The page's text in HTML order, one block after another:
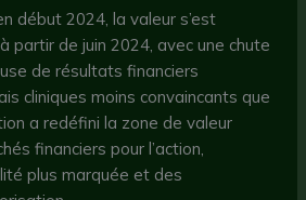
début 2024, la valeur s’est
partir de juin 2024, avec une chute
de résultats financiers
cliniques moins convaincants que
a redéfini la zone de valeur
financiers pour l’action,
plus marquée et des